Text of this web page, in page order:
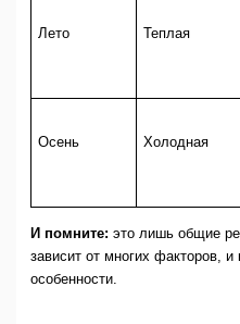
Лето Теплая
Осень Холодная
И помните: это лишь общие
зависит от многих факторов,
особенности.